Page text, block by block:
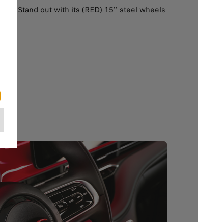
Stand out with its (RED) 15'' steel wheels.